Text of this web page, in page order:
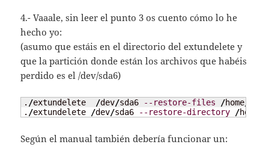
4.- Vaaale, sin leer el punto 3 os cuento cómo lo he
hecho yo:
(asumo que estáis en el directorio del extundelete y
que la partición donde están los archivos que habéis
perdido es el /dev/sda6)
. /extundelete /dev/sda6 --restore-files /home/
. /extundelete /dev/sda6 --restore-directory /home
Según el manual también debería funcionar un: